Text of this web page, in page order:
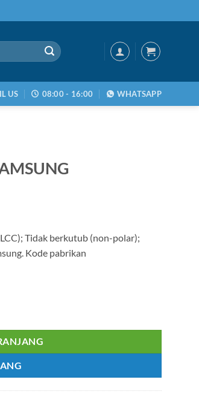
US 08:00 - 16:00 WHATSAPP
Tidak berkutub (non-polar);
Kode pabrikan